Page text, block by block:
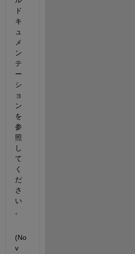
ド
キ
ュ
メ
ン
テ
ー
シ
ョ
ン
を
参
照
し
て
く
だ
さ
い
。
(No
v